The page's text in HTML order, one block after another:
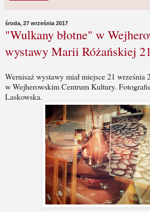
środa, 27 września 2017
"Wulkany błotne" w
wystawy Marii Różańskiej
Wernisaż wystawy miał miejsce 21
w Wejherowskim Centrum Kultury.
Laskowska.